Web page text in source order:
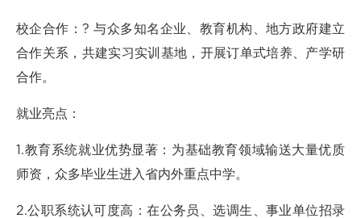
校企合作：? 与众多知名企业、教育机构、地方政府建立
合作关系，共建实习实训基地，开展订单式培养、产学研
合作。
就业亮点：
1.教育系统就业优势显著：为基础教育领域输送大量优质
师资，众多毕业生进入省内外重点中学。
2.公职系统认可度高：在公务员、选调生、事业单位招录